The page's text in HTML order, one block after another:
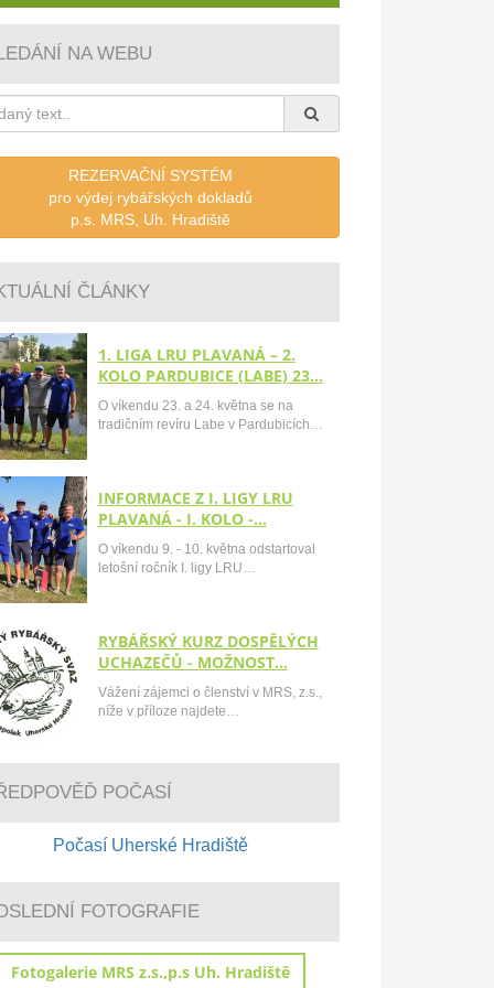
NA WEBU
REZERVAČNÍ SYSTÉM
pro výdej rybářských dokladů
p.s. MRS, Uh. Hradiště
ČLÁNKY
1. LIGA LRU PLAVANÁ – 2.
KOLO PARDUBICE (LABE) 23…
O víkendu 23. a 24. května se na
tradičním revíru Labe v Pardubicích…
INFORMACE Z I. LIGY LRU
PLAVANÁ - I. KOLO -…
O víkendu 9. - 10. května odstartoval
letošní ročník I. ligy LRU…
RYBÁŘSKÝ KURZ DOSPĚLÝCH
UCHAZEČŮ - MOŽNOST…
Vážení zájemci o členství v MRS, z.s.,
níže v příloze najdete…
POČASÍ
Počasí Uherské Hradiště
FOTOGRAFIE
Fotogalerie MRS z.s.,p.s Uh. Hradiště